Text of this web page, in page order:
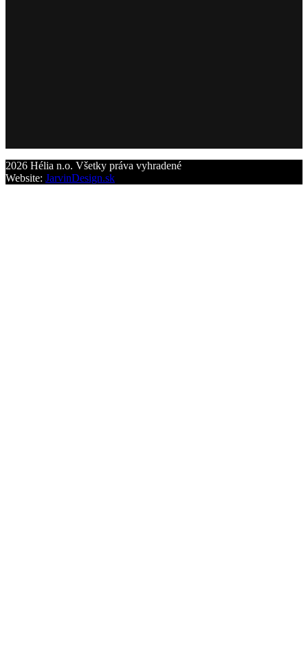
2026 Hélia n.o. Všetky práva vyhradené
Website: JarvinDesign.sk